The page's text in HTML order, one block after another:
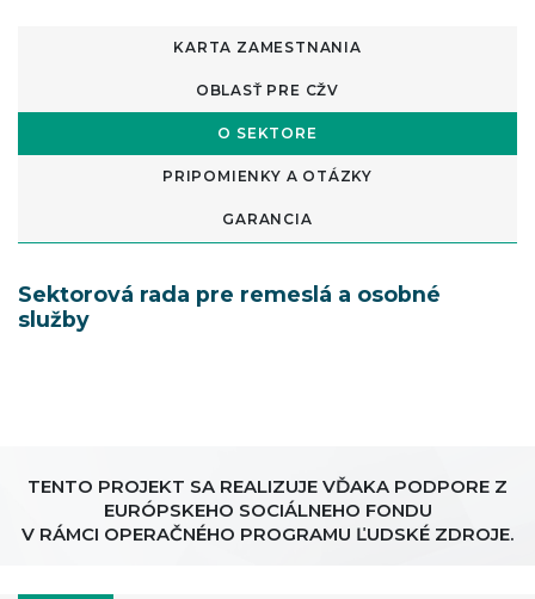
KARTA ZAMESTNANIA
OBLASŤ PRE CŽV
O SEKTORE
PRIPOMIENKY A OTÁZKY
GARANCIA
Sektorová rada pre remeslá a osobné
služby
TENTO PROJEKT SA REALIZUJE VĎAKA PODPORE Z
EURÓPSKEHO SOCIÁLNEHO FONDU
V RÁMCI OPERAČNÉHO PROGRAMU ĽUDSKÉ ZDROJE.